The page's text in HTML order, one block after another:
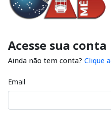
Acesse sua conta
Ainda não tem conta? Clique
Email